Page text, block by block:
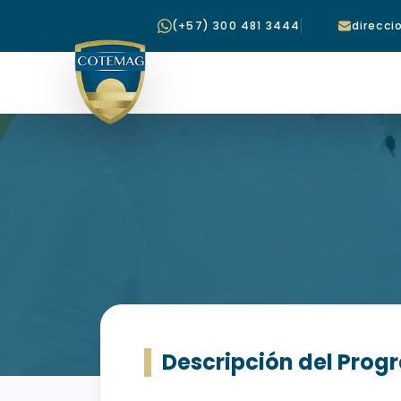
(+57) 300 481 3444
Descripción del